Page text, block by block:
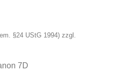
§24 UStG 1994) zzgl.
7D